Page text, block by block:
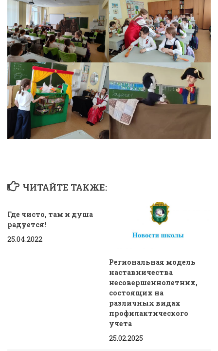
ЧИТАЙТЕ ТАКЖЕ:
Где чисто, там и душа
радуется!
25.04.2022
Региональная модель
наставничества
несовершеннолетних,
состоящих на
различных видах
профилактического
учета
25.02.2025